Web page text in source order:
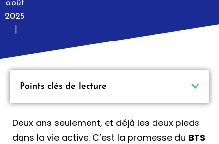
août
2025
Deux ans seulement, et déjà les deux pieds
dans la vie active. C’est la promesse du BTS
Points clés de lecture